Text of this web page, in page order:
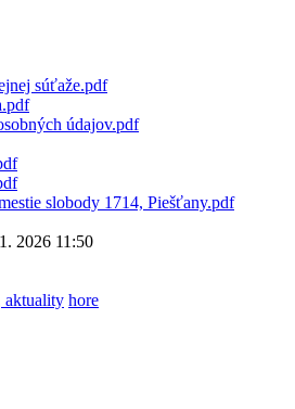
súťaže.pdf
údajov.pdf
slobody 1714, Piešťany.pdf
2026 11:50
aktuality hore